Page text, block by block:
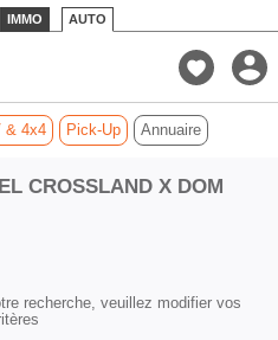
IMMO AUTO
& 4x4 Pick-Up Annuaire
CROSSLAND X DOM
recherche, veuillez modifier vos